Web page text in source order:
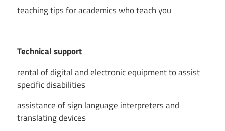
teaching tips for academics who teach you
Technical support
rental of digital and electronic equipment to assist
specific disabilities
assistance of sign language interpreters and
translating devices